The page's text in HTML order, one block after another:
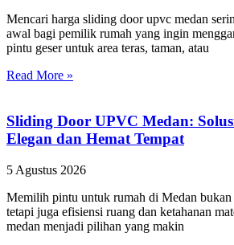
Mencari harga sliding door upvc medan
awal bagi pemilik rumah yang ingin
pintu geser untuk area teras, taman, atau
Read More »
Sliding Door UPVC Medan:
Elegan dan Hemat Tempat
5 Agustus 2026
Memilih pintu untuk rumah di Medan bukan
tetapi juga efisiensi ruang dan ketahanan
medan menjadi pilihan yang makin